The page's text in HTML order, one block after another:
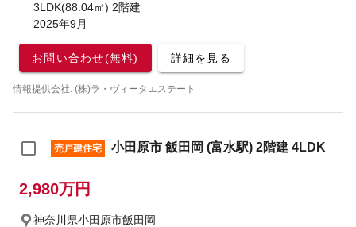
3LDK(88.04㎡) 2階建
2025年9月
お問い合わせ(無料) 詳細を見る
情報提供会社: (株)ラ・ヴィータエステート
売戸建住宅 小田原市 飯田岡 (富水駅) 2階建 4LDK
2,980万円
神奈川県小田原市飯田岡